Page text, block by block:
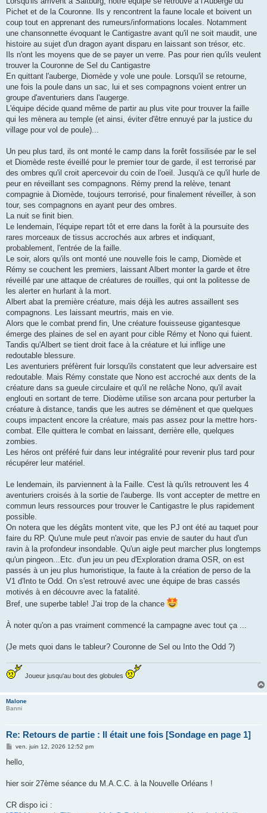
Pichet et de la Couronne. Ils y rencontrent la faune locale et boivent un
coup tout en apprenant des rumeurs/informations locales. Notamment
une chansonnette évoquant le Cantigastre avant qu'il ne soit maudit, une
histoire au sujet d'un dragon ayant disparu en laissant son trésor, etc.
Ils n'ont les moyens que de se payer un verre. Pas pour rien qu'ils veulent
trouver la Couronne de Sel du Cantigastre
En quittant l'auberge, Diomède y vole une poule. Lorsqu'il se retourne,
une fois la poule dans un sac, lui et ses compagnons voient entrer un
groupe d'aventuriers dans l'augerge.
L'équipe décide quand même de partir au plus vite pour trouver la faille
qui les mènera au temple (et ainsi, éviter d'être ennuyé par la justice du
village pour vol de poule)...
Un peu plus tard, ils ont monté le camp dans la forêt fossilisée par le sel
et Diomède reste éveillé pour le premier tour de garde, il est terrorisé par
des ombres qu'il croit apercevoir du coin de l'oeil. Jusqu'à ce qu'il hurle de
peur en réveillant ses compagnons. Rémy prend la relève, tenant
compagnie à Diomède, toujours terrorisé, pour finalement réveiller, à son
tour, ses compagnons en ayant peur des ombres.
La nuit se finit bien.
Le lendemain, l'équipe repart tôt et erre dans la forêt à la poursuite des
rares morceaux de tissus accrochés aux arbres et indiquant,
probablement, l'entrée de la faille.
Le soir, alors qu'ils ont monté une nouvelle fois le camp, Diomède et
Rémy se couchent les premiers, laissant Albert monter la garde et être
réveillé par une attaque de créatures de rouilles, qui ont la politesse de
les alerter en hurlant à la mort.
Albert abat la première créature, mais déjà les autres assaillent ses
compagnons. Les laissant meurtris, mais en vie.
Alors que le combat prend fin, Une créature fouisseuse gigantesque
émerge des plaines de sel en ayant pour cible Rémy et Nono qui fuient.
Tandis qu'Albert se tient droit face à la créature et lui inflige une
redoutable blessure.
Les aventuriers préfèrent fuir lorsqu'ils constatent que leur adversaire est
redoutable. Mais Rémy constate que Nono est accroché aux dents de la
créature dans sa gueule circulaire et qu'il ne relâche Nono, qu'il avait
englouti en sortant de terre. Diodème utilise son arcana pour perturber la
créature à distance, tandis que les autres se démènent et que quelques
coups impactent encore la créature, mais pas assez pour la mettre hors-
combat. Elle quittera le combat en laissant, derrière elle, quelques
zombies.
Les héros ont préféré fuir dans leur intégralité pour revenir plus tard pour
récupérer leur matériel.
Le lendemain, ils parviennent à la Faille. C'est là qu'ils retrouvent les 4
aventuriers croisés à la sortie de l'auberge. Ils vont accepter de mettre en
commun leurs ressources pour trouver le Cantigastre le plus rapidement
possible.
On notera que les dégâts montent vite, que les PJ ont été au taquet pour
faire du RP. Qu'une mule peut n'avoir pas envie de sauter du haut d'un
ravin à la profondeur insondable. Qu'un aigle peut marcher plus longtemps
qu'un pingeon...Etc. d'un jeu un peu d'Exploration drama OSR, on est
passés à un jeu plus humoristique, la faute à la création de perso de la
V1 d'Into te Odd. On s'est retrouvé avec une équipe de bras cassés
motivés à en découvre avec la fatalité.
Bref, une superbe table! J'ai trop de la chance
À noter qu'on a pas vraiment commencé la campagne avec tout ça ...
(Je mets quoi dans le tableur? Couronne de Sel ou Into the Odd ?)
Joueur jusqu'au bout des globules
Malone
Banni
Re: Retours de partie : Il était une fois [Sondage en page 1]
M
s
g
ven. juin 12, 2026 12:52 pm
hello,
hier soir 27ème séance du M.A.C.C. à la Nouvelle Orléans !
CR dispo ici :